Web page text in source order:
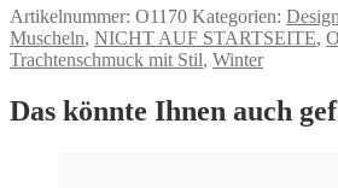
Artikelnummer: O1170 Kategorien:
Muscheln, NICHT AUF STARTSEITE,
Trachtenschmuck mit Stil, Winter
Das könnte Ihnen auch